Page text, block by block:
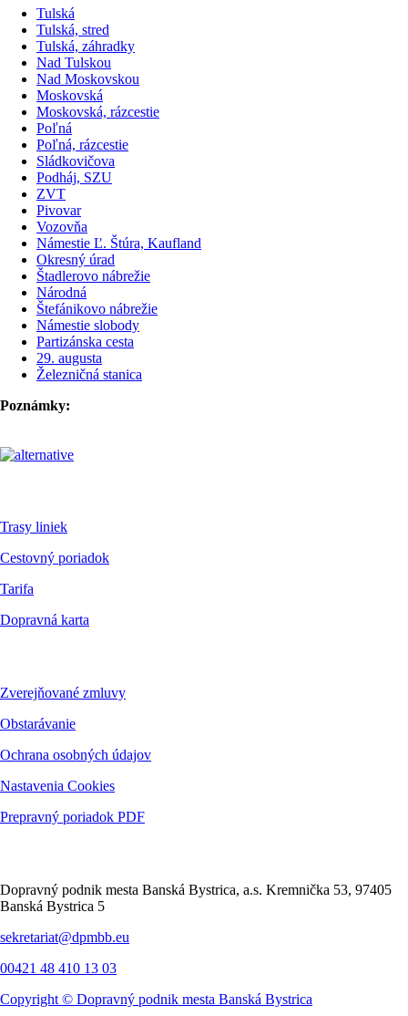
Tulská
Tulská, stred
Tulská, záhradky
Nad Tulskou
Nad Moskovskou
Moskovská
Moskovská, rázcestie
Poľná
Poľná, rázcestie
Sládkovičova
Podháj, SZU
ZVT
Pivovar
Vozovňa
Námestie Ľ. Štúra, Kaufland
Okresný úrad
Štadlerovo nábrežie
Národná
Štefánikovo nábrežie
Námestie slobody
Partizánska cesta
29. augusta
Železničná stanica
Poznámky:
Trasy liniek
Cestovný poriadok
Tarifa
Dopravná karta
Zverejňované zmluvy
Obstarávanie
Ochrana osobných údajov
Nastavenia Cookies
Prepravný poriadok PDF
Dopravný podnik mesta Banská Bystrica, a.s. Kremnička 53, 97405
Banská Bystrica 5
sekretariat@dpmbb.eu
00421 48 410 13 03
Copyright © Dopravný podnik mesta Banská Bystrica